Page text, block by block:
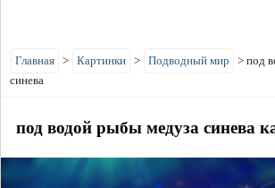
Главная > Картинки > Подводный мир > под
синева
под водой рыбы медуза синева